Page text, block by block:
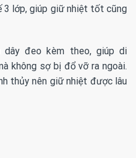
3 lớp, giúp giữ nhiệt tốt cũng
dây đeo kèm theo, giúp di
không sợ bị đổ vỡ ra ngoài.
thủy nên giữ nhiệt được lâu